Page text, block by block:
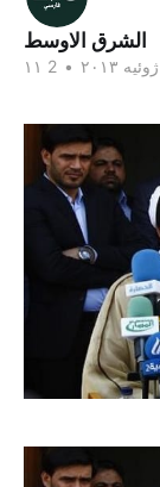
الشرق الاوسط
۱۱ ژوئیه ۲۰۱۳ •